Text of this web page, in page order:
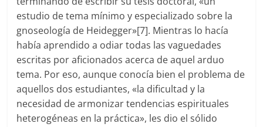
estudio de tema mínimo y especializado sobre la
gnoseología de Heidegger»[7]. Mientras lo hacía
había aprendido a odiar todas las vaguedades
escritas por aficionados acerca de aquel arduo
tema. Por eso, aunque conocía bien el problema de
aquellos dos estudiantes, «la dificultad y la
necesidad de armonizar tendencias espirituales
heterogéneas en la práctica», les dio el sólido